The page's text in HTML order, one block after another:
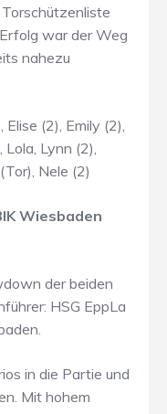
war der Weg
nahezu
(2), Emily (2),
Lola, Lynn (2),
Nele (2)
Wiesbaden
der beiden
HSG EppLa
in die Partie und
Mit hohem